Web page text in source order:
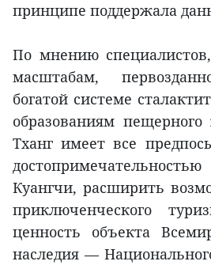
принципе поддержала
По мнению
масштабам,
богатой системе
образованиям
Тханг имеет все
Куангчи, расширить
приключенческого
ценность объекта
наследия —